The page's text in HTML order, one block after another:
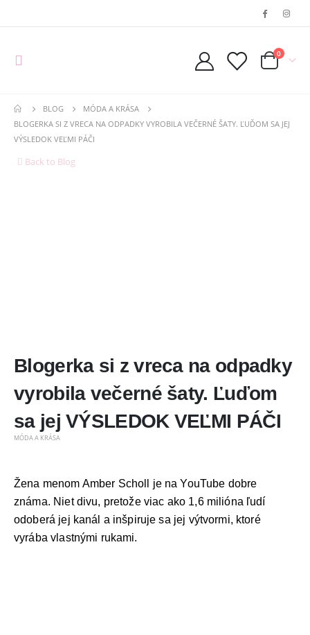
0
BLOG
MÓDA A KRÁSA
BLOGERKA SI Z VRECA NA ODPADKY VYROBILA VEČERNÉ ŠATY. ĽUĎOM SA JEJ
VÝSLEDOK VEĽMI PÁČI
Back to Blog
Blogerka si z vreca na odpadky
vyrobila večerné šaty. Ľuďom
sa jej VÝSLEDOK VEĽMI PÁČI
MÓDA A KRÁSA
Žena menom Amber Scholl je na YouTube dobre
známa. Niet divu, pretože viac ako 1,6 milióna ľudí
odoberá jej kanál a inšpiruje sa jej výtvormi, ktoré
vyrába vlastnými rukami.